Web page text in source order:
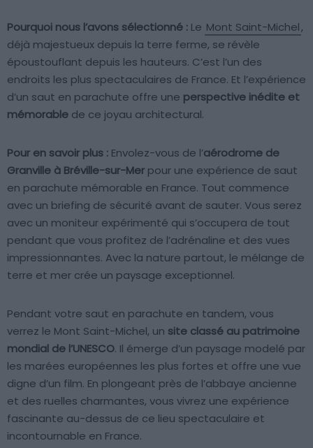
Pourquoi nous l’avons sélectionné : Le Mont Saint-Michel,
déjà majestueux depuis la terre ferme, se révèle
époustouflant depuis les hauteurs. C’est l’un des
endroits les plus spectaculaires de France. Et l’expérience
d’un saut en parachute offre une perspective inédite et
mémorable de ce joyau architectural.
Pour en savoir plus : Envolez-vous de l’aérodrome de
Granville à Bréville-sur-Mer pour une expérience de saut
en parachute mémorable en France. Tout commence
avec un briefing de sécurité avant de sauter. Vous serez
avec un moniteur expérimenté qui s’occupera de tout
pendant que vous profitez de l’adrénaline et des vues
impressionnantes. Avec la nature partout, le mélange de
terre et mer crée un paysage exceptionnel.
Pendant votre saut en parachute en tandem, vous
verrez le Mont Saint-Michel, un site classé au patrimoine
mondial de l’UNESCO. Il émerge d’un paysage modelé par
les marées européennes les plus fortes et offre une vue
digne d’un film. En plongeant près de l’abbaye ancienne
et des ruelles charmantes, vous vivrez une expérience
fascinante au-dessus de ce lieu spectaculaire et
incontournable en France.